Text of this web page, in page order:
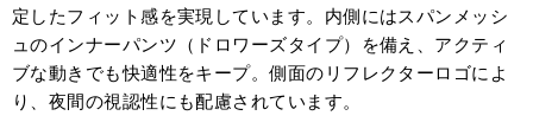
定したフィット感を実現しています。内側にはスパンメッシ
ュのインナーパンツ（ドロワーズタイプ）を備え、アクティ
ブな動きでも快適性をキープ。側面のリフレクターロゴによ
り、夜間の視認性にも配慮されています。